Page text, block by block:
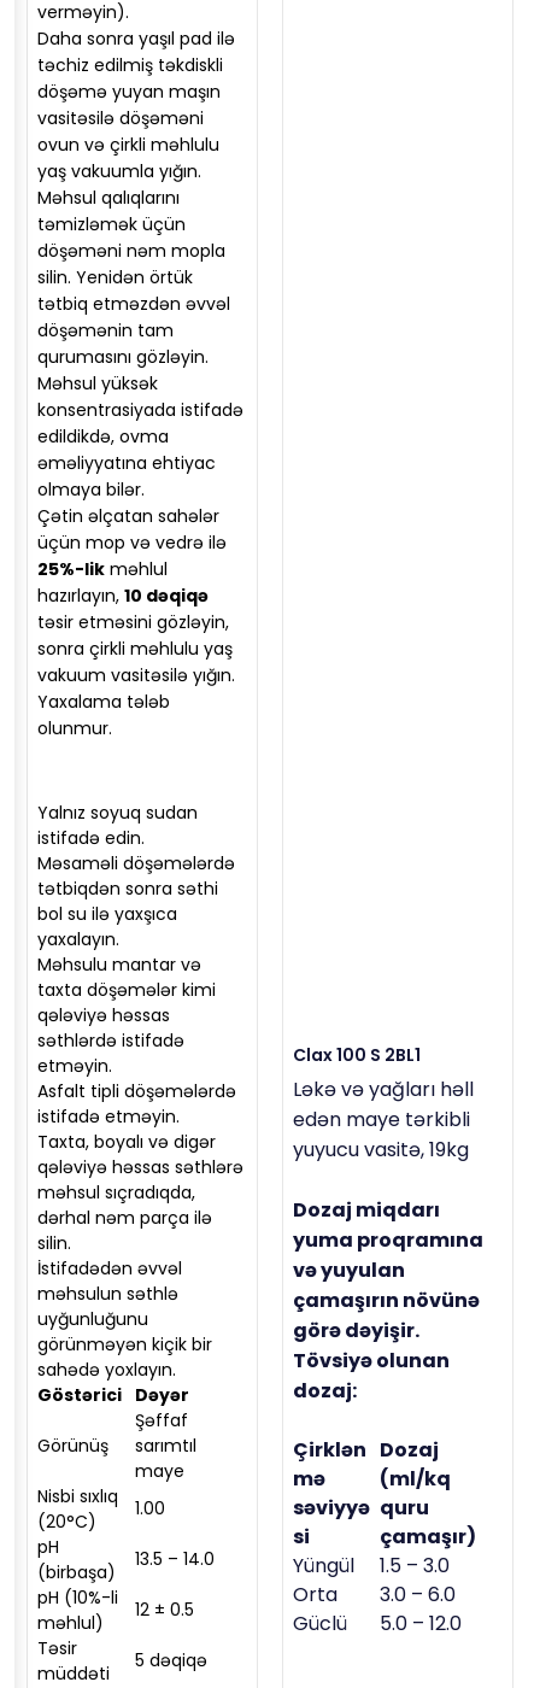
verməyin).
Daha sonra yaşıl pad ilə
təchiz edilmiş təkdiskli
döşəmə yuyan maşın
vasitəsilə döşəməni
ovun və çirkli məhlulu
yaş vakuumla yığın.
Məhsul qalıqlarını
təmizləmək üçün
döşəməni nəm mopla
silin. Yenidən örtük
tətbiq etməzdən əvvəl
döşəmənin tam
qurumasını gözləyin.
Məhsul yüksək
konsentrasiyada istifadə
edildikdə, ovma
əməliyyatına ehtiyac
olmaya bilər.
Çətin əlçatan sahələr
üçün mop və vedrə ilə
25%-lik məhlul
hazırlayın, 10 dəqiqə
təsir etməsini gözləyin,
sonra çirkli məhlulu yaş
vakuum vasitəsilə yığın.
Yaxalama tələb
olunmur.
Yalnız soyuq sudan
istifadə edin.
Məsaməli döşəmələrdə
tətbiqdən sonra səthi
bol su ilə yaxşıca
yaxalayın.
Məhsulu mantar və
taxta döşəmələr kimi
qələviyə həssas
səthlərdə istifadə
etməyin.
Asfalt tipli döşəmələrdə
istifadə etməyin.
Taxta, boyalı və digər
qələviyə həssas səthlərə
məhsul sıçradıqda,
dərhal nəm parça ilə
silin.
İstifadədən əvvəl
məhsulun səthlə
uyğunluğunu
görünməyən kiçik bir
sahədə yoxlayın.
Göstərici Dəyər
Görünüş
Şəffaf
sarımtıl
maye
Nisbi sıxlıq
(20°C)
1.00
pH
(birbaşa)
13.5 – 14.0
pH (10%-li
məhlul)
12 ± 0.5
Təsir
müddəti
5 dəqiqə
Clax 100 S 2BL1
Ləkə və yağları həll
edən maye tərkibli
yuyucu vasitə, 19kg
Dozaj miqdarı
yuma proqramına
və yuyulan
çamaşırın növünə
görə dəyişir.
Tövsiyə olunan
dozaj:
Çirklən
mə
səviyyə
si
Dozaj
(ml/kq
quru
çamaşır)
Yüngül
1.5 – 3.0
Orta
3.0 – 6.0
Güclü
5.0 – 12.0